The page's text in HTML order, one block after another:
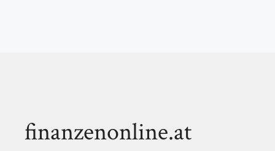
finanzenonline.at